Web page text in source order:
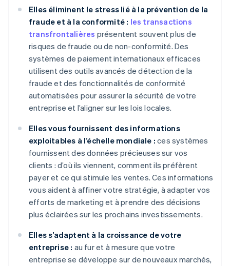
Elles éliminent le stress lié à la prévention de la
fraude et à la conformité : les transactions
transfrontalières présentent souvent plus de
risques de fraude ou de non-conformité. Des
systèmes de paiement internationaux efficaces
utilisent des outils avancés de détection de la
fraude et des fonctionnalités de conformité
automatisées pour assurer la sécurité de votre
entreprise et l’aligner sur les lois locales.
Elles vous fournissent des informations
exploitables à l’échelle mondiale : ces systèmes
fournissent des données précieuses sur vos
clients : d’où ils viennent, comment ils préfèrent
payer et ce qui stimule les ventes. Ces informations
vous aident à affiner votre stratégie, à adapter vos
efforts de marketing et à prendre des décisions
plus éclairées sur les prochains investissements.
Elles s’adaptent à la croissance de votre
entreprise : au fur et à mesure que votre
entreprise se développe sur de nouveaux marchés,